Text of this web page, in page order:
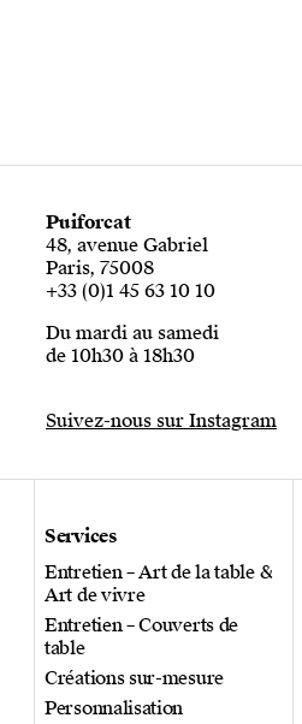
Puiforcat
48, avenue Gabriel
Paris, 75008
+33 (0)1 45 63 10 10
Du mardi au samedi
de 10h30 à 18h30
Suivez-nous sur Instagram
Services
Entretien – Art de la table &
Art de vivre
Entretien – Couverts de
table
Créations sur-mesure
Personnalisation